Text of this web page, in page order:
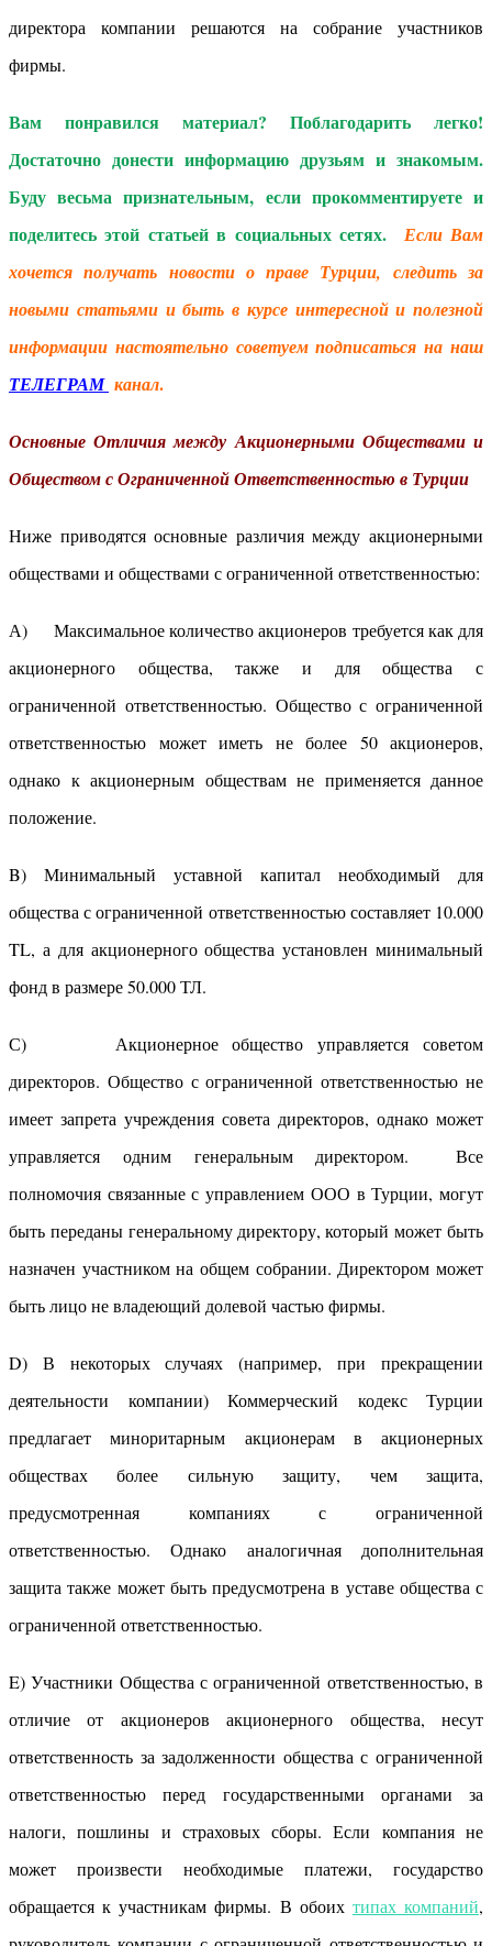
директора компании решаются на собрание участников
фирмы.
Вам понравился материал? Поблагодарить легко!
Достаточно донести информацию друзьям и знакомым.
Буду весьма признательным, если прокомментируете и
поделитесь этой статьей в социальных сетях.
Если Вам
хочется получать новости о праве Турции, следить за
новыми статьями и быть в курсе интересной и полезной
информации настоятельно советуем подписаться на наш
ТЕЛЕГРАМ канал.
Основные Отличия между Акционерными Обществами и
Обществом с Ограниченной Ответственностью в Турции
Ниже приводятся основные различия между акционерными
обществами и обществами с ограниченной ответственностью:
А) Максимальное количество акционеров требуется как для
акционерного общества, также и для общества с
ограниченной ответственностью. Общество с ограниченной
ответственностью может иметь не более 50 акционеров,
однако к акционерным обществам не применяется данное
положение.
B) Минимальный уставной капитал необходимый для
общества с ограниченной ответственностью составляет 10.000
TL, а для акционерного общества установлен минимальный
фонд в размере 50.000 ТЛ.
С) Акционерное общество управляется советом
директоров. Общество с ограниченной ответственностью не
имеет запрета учреждения совета директоров, однако может
управляется одним генеральным директором. Все
полномочия связанные с управлением ООО в Турции, могут
быть переданы генеральному директору, который может быть
назначен участником на общем собрании. Директором может
быть лицо не владеющий долевой частью фирмы.
D) В некоторых случаях (например, при прекращении
деятельности компании) Коммерческий кодекс Турции
предлагает миноритарным акционерам в акционерных
обществах более сильную защиту, чем защита,
предусмотренная компаниях с ограниченной
ответственностью. Однако аналогичная дополнительная
защита также может быть предусмотрена в уставе общества с
ограниченной ответственностью.
E) Участники Общества с ограниченной ответственностью, в
отличие от акционеров акционерного общества, несут
ответственность за задолженности общества с ограниченной
ответственностью перед государственными органами за
налоги, пошлины и страховых сборы. Если компания не
может произвести необходимые платежи, государство
обращается к участникам фирмы. В обоих типах компаний,